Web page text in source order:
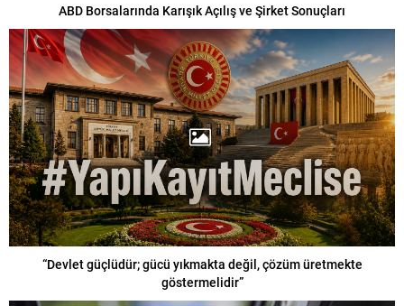
ABD Borsalarında Karışık Açılış ve Şirket Sonuçları
“Devlet güçlüdür; gücü yıkmakta değil, çözüm üretmekte
göstermelidir”